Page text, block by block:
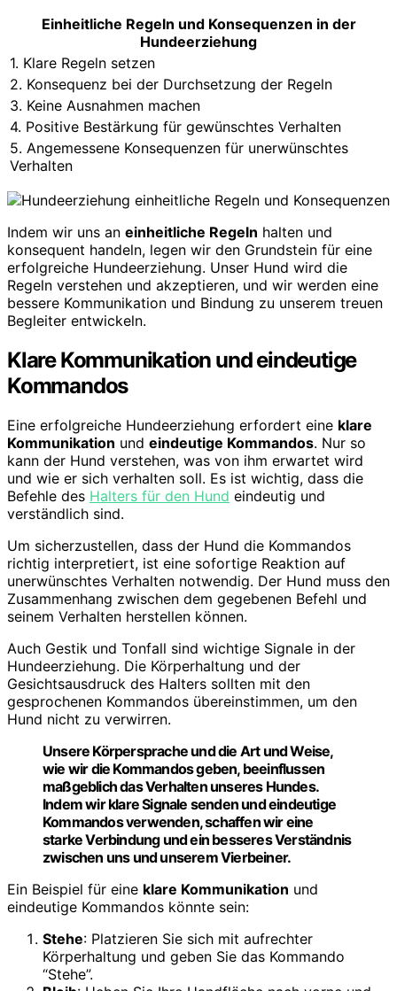
Einheitliche Regeln und Konsequenzen in der
Hundeerziehung
1. Klare Regeln setzen
2. Konsequenz bei der Durchsetzung der Regeln
3. Keine Ausnahmen machen
4. Positive Bestärkung für gewünschtes Verhalten
5. Angemessene Konsequenzen für unerwünschtes
Verhalten
Indem wir uns an einheitliche Regeln halten und
konsequent handeln, legen wir den Grundstein für eine
erfolgreiche Hundeerziehung. Unser Hund wird die
Regeln verstehen und akzeptieren, und wir werden eine
bessere Kommunikation und Bindung zu unserem treuen
Begleiter entwickeln.
Klare Kommunikation und eindeutige
Kommandos
Eine erfolgreiche Hundeerziehung erfordert eine klare
Kommunikation und eindeutige Kommandos. Nur so
kann der Hund verstehen, was von ihm erwartet wird
und wie er sich verhalten soll. Es ist wichtig, dass die
Befehle des Halters für den Hund eindeutig und
verständlich sind.
Um sicherzustellen, dass der Hund die Kommandos
richtig interpretiert, ist eine sofortige Reaktion auf
unerwünschtes Verhalten notwendig. Der Hund muss den
Zusammenhang zwischen dem gegebenen Befehl und
seinem Verhalten herstellen können.
Auch Gestik und Tonfall sind wichtige Signale in der
Hundeerziehung. Die Körperhaltung und der
Gesichtsausdruck des Halters sollten mit den
gesprochenen Kommandos übereinstimmen, um den
Hund nicht zu verwirren.
Unsere Körpersprache und die Art und Weise,
wie wir die Kommandos geben, beeinflussen
maßgeblich das Verhalten unseres Hundes.
Indem wir klare Signale senden und eindeutige
Kommandos verwenden, schaffen wir eine
starke Verbindung und ein besseres Verständnis
zwischen uns und unserem Vierbeiner.
Ein Beispiel für eine klare Kommunikation und
eindeutige Kommandos könnte sein:
Stehe: Platzieren Sie sich mit aufrechter
Körperhaltung und geben Sie das Kommando
“Stehe”.